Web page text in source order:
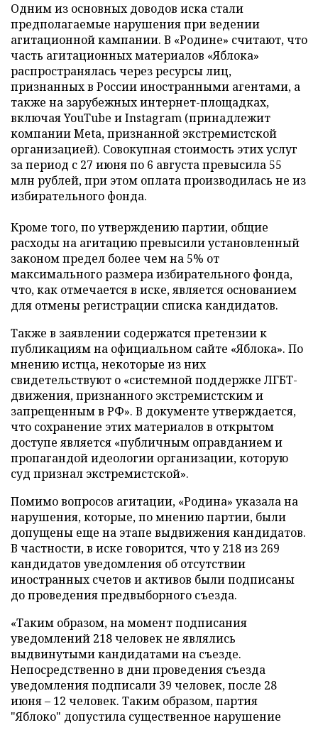
Одним из основных доводов иска стали
предполагаемые нарушения при ведении
агитационной кампании. В «Родине» считают, что
часть агитационных материалов «Яблока»
распространялась через ресурсы лиц,
признанных в России иностранными агентами, а
также на зарубежных интернет-площадках,
включая YouTube и Instagram (принадлежит
компании Meta, признанной экстремистской
организацией). Совокупная стоимость этих услуг
за период с 27 июня по 6 августа превысила 55
млн рублей, при этом оплата производилась не из
избирательного фонда.
Кроме того, по утверждению партии, общие
расходы на агитацию превысили установленный
законом предел более чем на 5% от
максимального размера избирательного фонда,
что, как отмечается в иске, является основанием
для отмены регистрации списка кандидатов.
Также в заявлении содержатся претензии к
публикациям на официальном сайте «Яблока». По
мнению истца, некоторые из них
свидетельствуют о «системной поддержке ЛГБТ-
движения, признанного экстремистским и
запрещенным в РФ». В документе утверждается,
что сохранение этих материалов в открытом
доступе является «публичным оправданием и
пропагандой идеологии организации, которую
суд признал экстремистской».
Помимо вопросов агитации, «Родина» указала на
нарушения, которые, по мнению партии, были
допущены еще на этапе выдвижения кандидатов.
В частности, в иске говорится, что у 218 из 269
кандидатов уведомления об отсутствии
иностранных счетов и активов были подписаны
до проведения предвыборного съезда.
«Таким образом, на момент подписания
уведомлений 218 человек не являлись
выдвинутыми кандидатами на съезде.
Непосредственно в дни проведения съезда
уведомления подписали 39 человек, после 28
июня – 12 человек. Таким образом, партия
"Яблоко" допустила существенное нарушение